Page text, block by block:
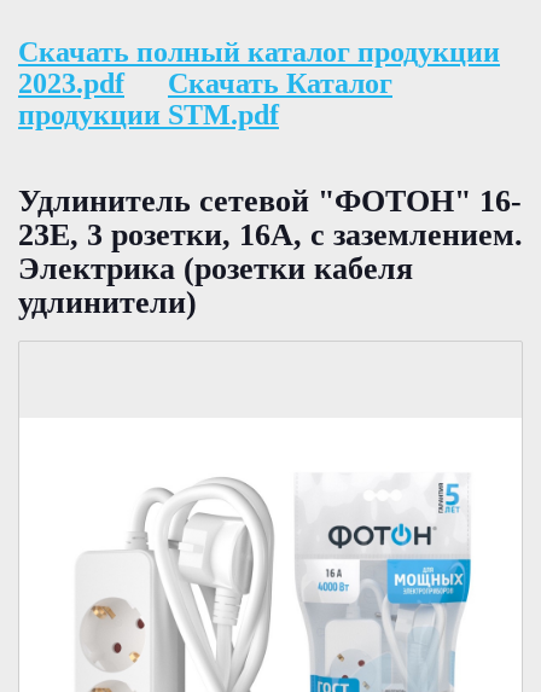
Скачать полный каталог продукции
2023.pdf
Скачать Каталог
продукции STM.pdf
Удлинитель сетевой "ФОТОН" 16-
23Е, 3 розетки, 16А, с заземлением.
Электрика (розетки кабеля
удлинители)